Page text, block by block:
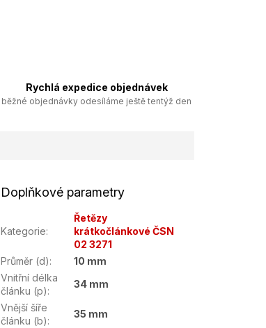
Rychlá expedice objednávek
běžné objednávky odesíláme ještě tentýž den
Doplňkové parametry
Kategorie:
Řetězy
krátkočlánkové ČSN
02 3271
Průměr (d):
10 mm
Vnitřní délka
článku (p):
34 mm
Vnější šíře
článku (b):
35 mm